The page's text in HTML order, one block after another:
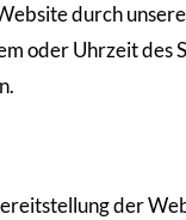
durch
oder Uhrzeit des
der